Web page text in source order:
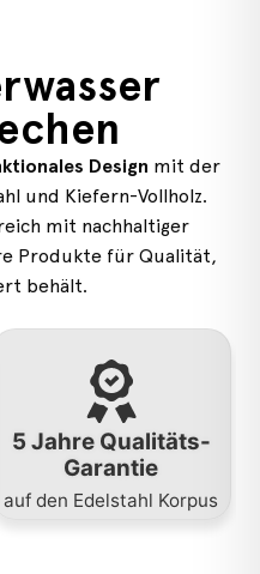
Design mit der
und Kiefern-Vollholz.
mit nachhaltiger
Produkte für Qualität,
behält.
5 Jahre Qualitäts-
Garantie
auf den Edelstahl Korpus